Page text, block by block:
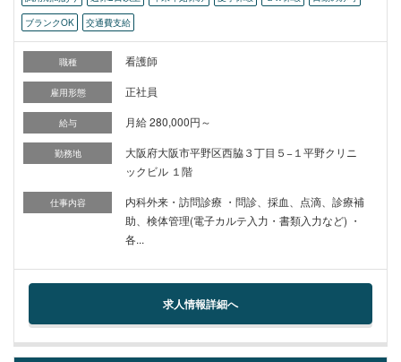
ブランクOK
交通費支給
職種 看護師
雇用形態 正社員
給与 月給 280,000円～
勤務地
大阪府大阪市平野区西脇３丁目５−１平野クリニ
ックビル １階
仕事内容
内科外来・訪問診療 ・問診、採血、点滴、診療補
助、検体管理(電子カルテ入力・書類入力など) ・
各...
求人情報詳細へ